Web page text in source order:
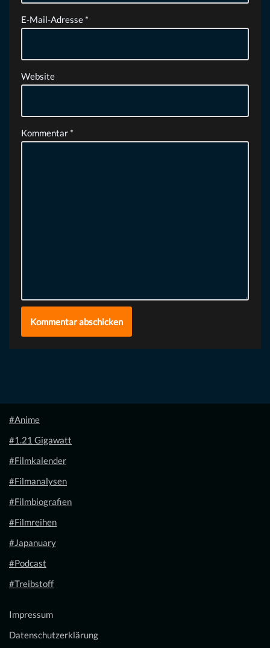
E-Mail-Adresse *
Website
Kommentar *
#Anime
#1.21 Gigawatt
#Filmkalender
#Filmanalysen
#Filmbiografien
#Filmreihen
#Japanuary
#Podcast
#Treibstoff
Impressum
Datenschutzerklärung